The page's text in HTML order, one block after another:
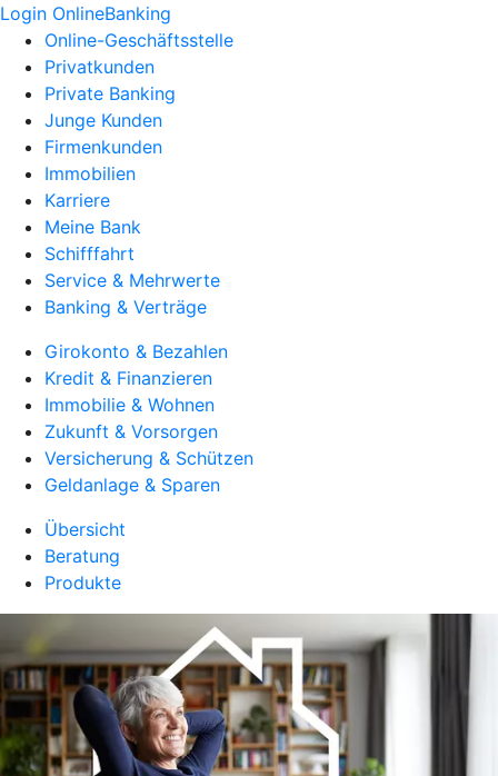
Login OnlineBanking
Online-Geschäftsstelle
Privatkunden
Private Banking
Junge Kunden
Firmenkunden
Immobilien
Karriere
Meine Bank
Schifffahrt
Service & Mehrwerte
Banking & Verträge
Girokonto & Bezahlen
Kredit & Finanzieren
Immobilie & Wohnen
Zukunft & Vorsorgen
Versicherung & Schützen
Geldanlage & Sparen
Übersicht
Beratung
Produkte